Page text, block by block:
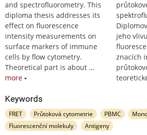
and spectrofluorometry. This
diploma thesis addresses its
effect on fluorescence
intensity measurements on
surface markers of immune
cells by flow cytometry.
Theoretical part is about …
more
jeho
znacích
Keywords
FRET Průtoková cytometrie PBMC
Fluorescenční molekuly
Antigeny